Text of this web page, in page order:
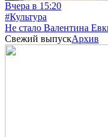
Вчера в 15:20
#Культура
Не стало Валентина
Свежий выпускАрхив